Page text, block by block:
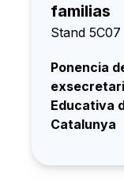
familias
Stand
Ponencia
Educativa
Catalunya